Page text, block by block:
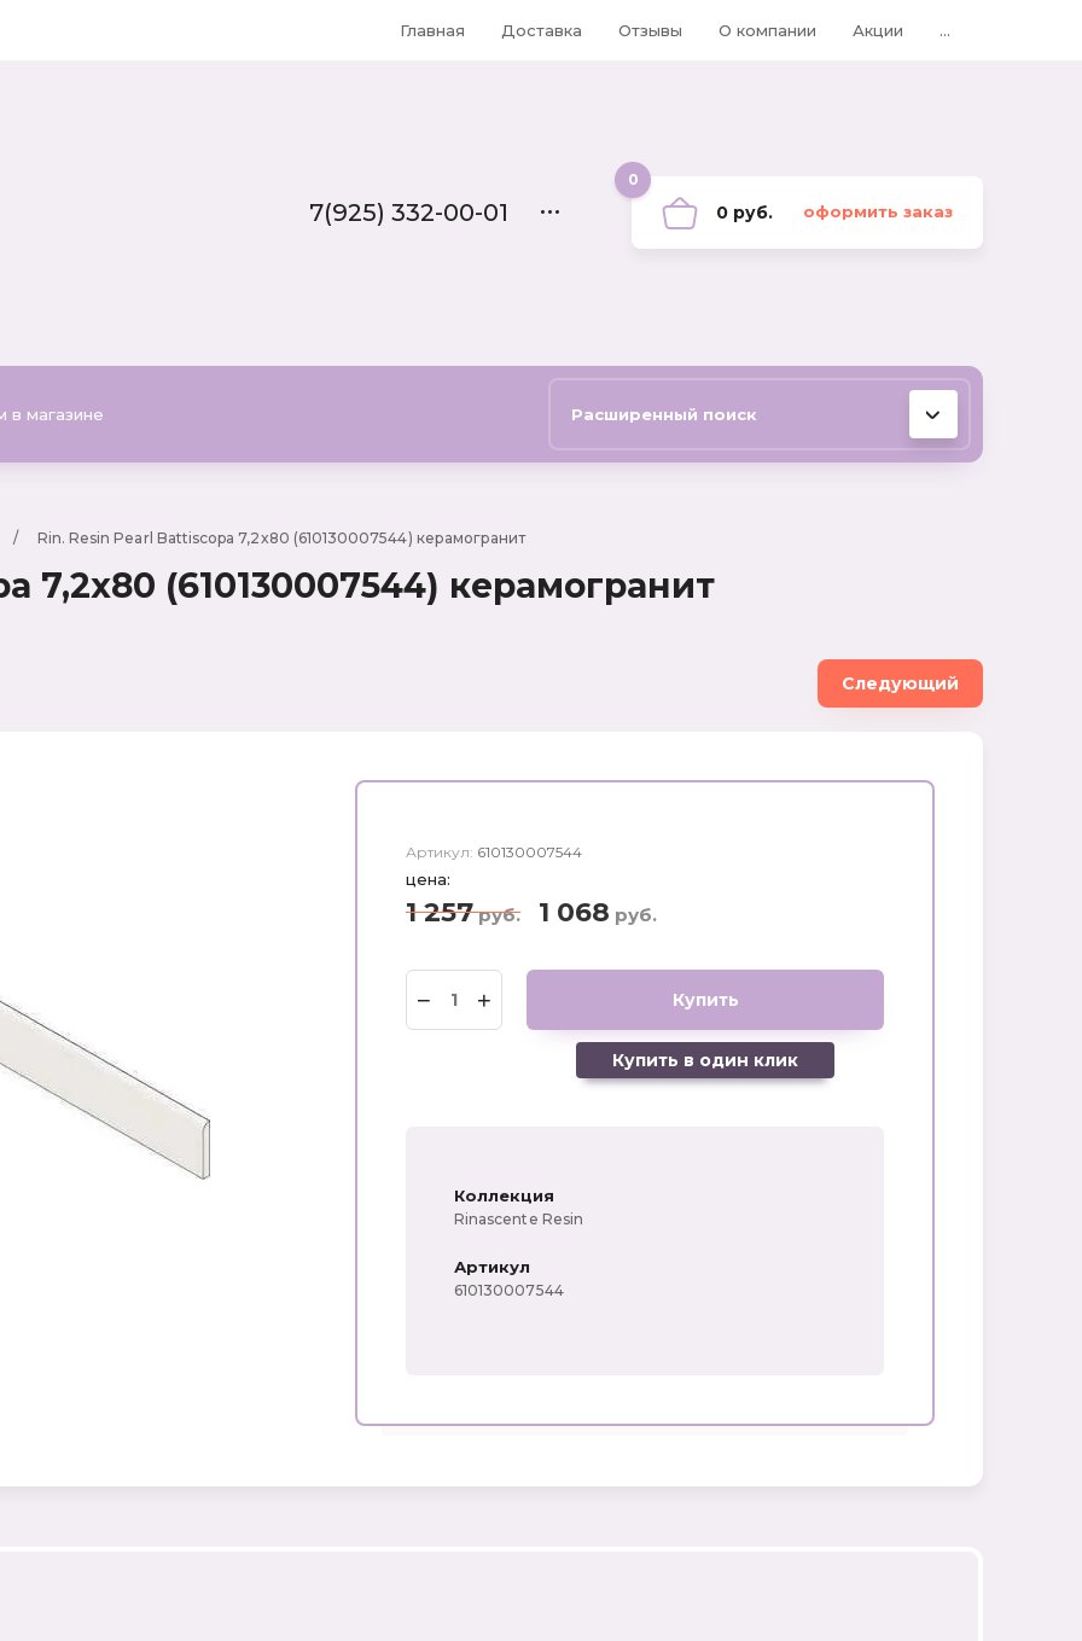
Главная Доставка Отзывы О компании Акции ...
7(925) 332-00-01
0
0 руб. оформить заказ
Расширенный поиск
Текст:
Выберите категорию:
Выберите...
Результатов на странице:
/
Rin. Resin Pearl Battiscopa 7,2x80 (610130007544) керамогранит
7,2x80 (610130007544) керамогранит
Следующий
Артикул: 610130007544
цена:
1 257руб. 1 068 руб.
− + Купить
Купить в один клик
Коллекция
Rinascente Resin
Артикул
610130007544